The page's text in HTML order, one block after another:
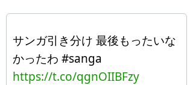
サンガ引き分け 最後もったいな
かったわ #sanga
https://t.co/qgnOIIBFzy